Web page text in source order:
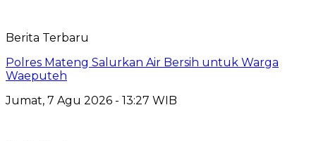
Berita Terbaru
Polres Mateng Salurkan Air Bersih untuk Warga
Waeputeh
Jumat, 7 Agu 2026 - 13:27 WIB